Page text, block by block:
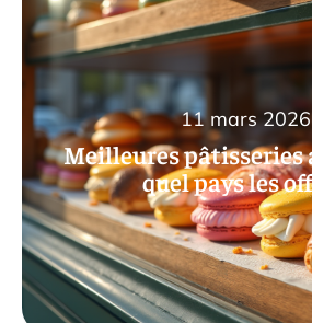
Meilleures pâtisseries
quel pays les
11 mars 2026